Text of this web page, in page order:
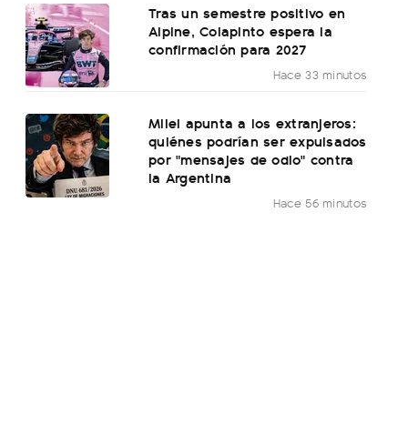
Tras un semestre positivo en
Alpine, Colapinto espera la
confirmación para 2027
Hace 33 minutos
Milei apunta a los extranjeros:
quiénes podrían ser expulsados
por "mensajes de odio" contra
la Argentina
Hace 56 minutos